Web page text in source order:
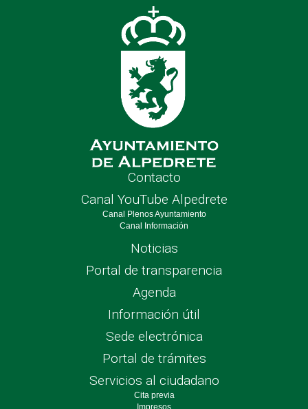
Contacto
Canal YouTube Alpedrete
Canal Plenos Ayuntamiento
Canal Información
Noticias
Portal de transparencia
Agenda
Información útil
Sede electrónica
Portal de trámites
Servicios al ciudadano
Cita previa
Impresos